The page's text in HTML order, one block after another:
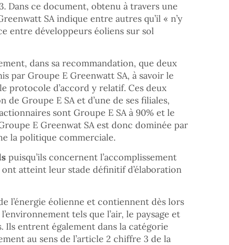
Dans ce document, obtenu à travers une
SA indique entre autres qu’il « n’y
entre développeurs éoliens sur sol
dans sa recommandation, que deux
par Groupe E Greenwatt SA, à savoir le
protocole d’accord y relatif. Ces deux
de Groupe E SA et d’une de ses filiales,
sont Groupe E SA à 90% et le
E Greenwat SA est donc dominée par
la politique commerciale.
puisqu’ils concernent l’accomplissement
ont atteint leur stade définitif d’élaboration
l’énergie éolienne et contiennent dès lors
tels que l’air, le paysage et
Ils entrent également dans la catégorie
au sens de l’article 2 chiffre 3 de la